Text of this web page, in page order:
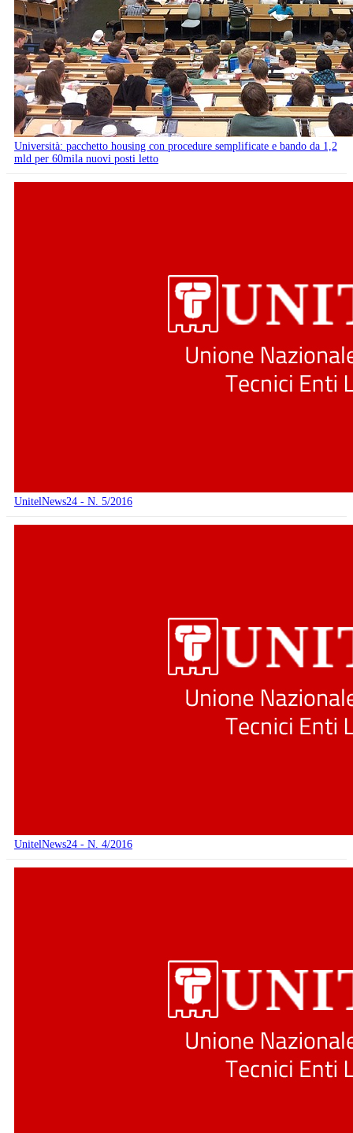
Università: pacchetto housing con procedure semplificate e bando da 1,2
mld per 60mila nuovi posti letto
UnitelNews24 - N. 5/2016
UnitelNews24 - N. 4/2016